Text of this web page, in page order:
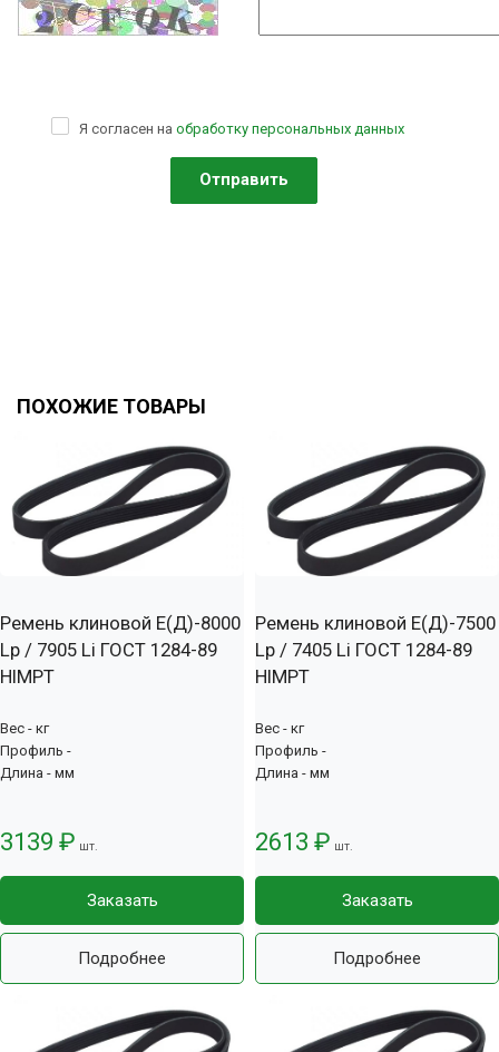
Я согласен на обработку персональных данных
ПОХОЖИЕ ТОВАРЫ
Ремень клиновой Е(Д)-8000
Lp / 7905 Li ГОСТ 1284-89
HIMPT
Вес - кг
Профиль -
Длина - мм
3139 ₽ шт.
Заказать
Подробнее
Ремень клиновой Е(Д)-7500
Lp / 7405 Li ГОСТ 1284-89
HIMPT
Вес - кг
Профиль -
Длина - мм
2613 ₽ шт.
Заказать
Подробнее